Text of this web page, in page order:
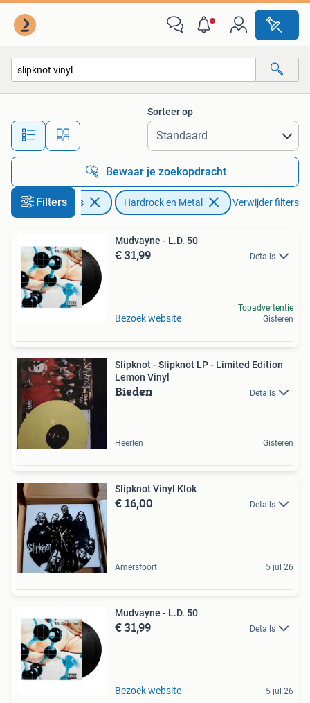
Alle afstanden…
Sorteer op
Bewaar je zoekopdracht
Filters
Cd's en Dvd's Hardrock en Metal Verwijder filters
Mudvayne - L.D. 50
€ 31,99 Details
Bezoek website
Topadvertentie
Gisteren
Slipknot - Slipknot LP - Limited Edition
Lemon Vinyl
Bieden Details
Heerlen Gisteren
Slipknot Vinyl Klok
€ 16,00 Details
Amersfoort 5 jul 26
Mudvayne - L.D. 50
€ 31,99 Details
Bezoek website 5 jul 26